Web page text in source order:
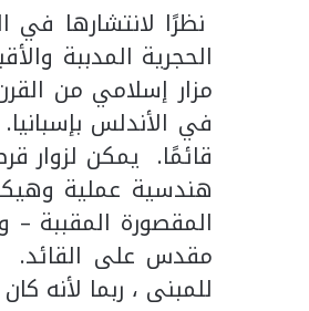
نظرًا لانتشارها في
الحجرية المدببة
مزار إسلامي من
في الأندلس
قائمًا. يمكن لزوار
هندسية عملية
المقصورة المقببة
مقدس على القائد.
للمبنى ، ربما لأنه كان